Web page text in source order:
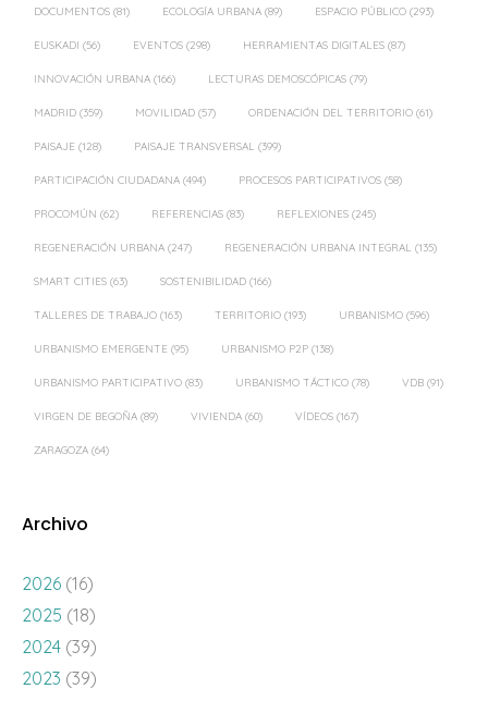
DOCUMENTOS (81) ECOLOGÍA URBANA (89) ESPACIO PÚBLICO (293)
EUSKADI (56) EVENTOS (298) HERRAMIENTAS DIGITALES (87)
INNOVACIÓN URBANA (166) LECTURAS DEMOSCÓPICAS (79)
MADRID (359) MOVILIDAD (57) ORDENACIÓN DEL TERRITORIO (61)
PAISAJE (128) PAISAJE TRANSVERSAL (399)
PARTICIPACIÓN CIUDADANA (494) PROCESOS PARTICIPATIVOS (58)
PROCOMÚN (62) REFERENCIAS (83) REFLEXIONES (245)
REGENERACIÓN URBANA (247) REGENERACIÓN URBANA INTEGRAL (135)
SMART CITIES (63) SOSTENIBILIDAD (166)
TALLERES DE TRABAJO (163) TERRITORIO (193) URBANISMO (596)
URBANISMO EMERGENTE (95) URBANISMO P2P (138)
URBANISMO PARTICIPATIVO (83) URBANISMO TÁCTICO (78) VDB (91)
VIRGEN DE BEGOÑA (89) VIVIENDA (60) VÍDEOS (167)
ZARAGOZA (64)
Archivo
2026 (16)
2025 (18)
2024 (39)
2023 (39)